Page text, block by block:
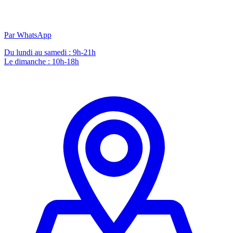
Par WhatsApp
Du lundi au samedi : 9h-21h
Le dimanche : 10h-18h